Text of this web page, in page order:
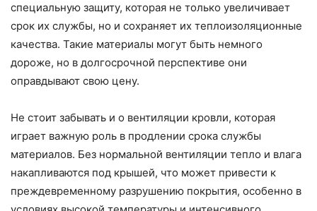
специальную защиту, которая не только увеличивает
срок их службы, но и сохраняет их теплоизоляционные
качества. Такие материалы могут быть немного
дороже, но в долгосрочной перспективе они
оправдывают свою цену.
Не стоит забывать и о вентиляции кровли, которая
играет важную роль в продлении срока службы
материалов. Без нормальной вентиляции тепло и влага
накапливаются под крышей, что может привести к
преждевременному разрушению покрытия, особенно в